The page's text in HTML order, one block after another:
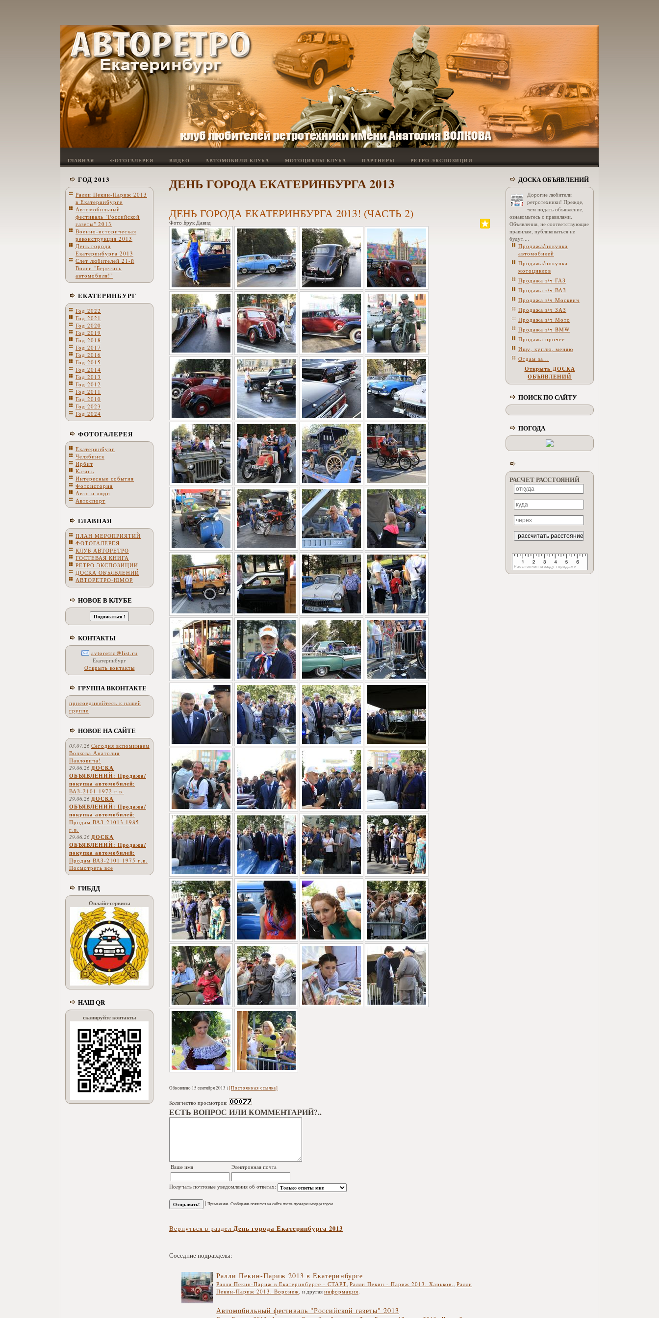
ГЛАВНАЯ ФОТОГАЛЕРЕЯ ВИДЕО АВТОМОБИЛИ КЛУБА МОТОЦИКЛЫ КЛУБА ПАРТНЕРЫ РЕТРО ЭКСПОЗИЦИИ
ГОД 2013
Ралли Пекин-Париж 2013
в Екатеринбурге
Автомобильный
фестиваль "Российской
газеты" 2013
Военно-историческая
реконструкция 2013
День города
Екатеринбурга 2013
Слет любителей 21-й
Волги "Берегись
автомобиля!"
ЕКАТЕРИНБУРГ
Год 2022
Год 2021
Год 2020
Год 2019
Год 2018
Год 2017
Год 2016
Год 2015
Год 2014
Год 2013
Год 2012
Год 2011
Год 2010
Год 2023
Год 2024
ФОТОГАЛЕРЕЯ
Екатеринбург
Челябинск
Ирбит
Казань
Интересные события
Фотоистория
Авто и люди
Автоспорт
ГЛАВНАЯ
ПЛАН МЕРОПРИЯТИЙ
ФОТОГАЛЕРЕЯ
КЛУБ АВТОРЕТРО
ГОСТЕВАЯ КНИГА
РЕТРО ЭКСПОЗИЦИИ
ДОСКА ОБЪЯВЛЕНИЙ
АВТОРЕТРО-ЮМОР
НОВОЕ В КЛУБЕ
КОНТАКТЫ
avtoretro@list.ru
Екатеринбург
Открыть контакты
ГРУППА ВКОНТАКТЕ
присоединяйтесь к нашей
группе
НОВОЕ НА САЙТЕ
03.07.26 Сегодня вспоминаем
Волкова Анатолия
Павловича!
29.06.26 ДОСКА
ОБЪЯВЛЕНИЙ: Продажа/
покупка автомобилей:
ВАЗ-2101 1972 г.в.
29.06.26 ДОСКА
ОБЪЯВЛЕНИЙ: Продажа/
покупка автомобилей:
Продам ВАЗ-21013 1985
г.в.
29.06.26 ДОСКА
ОБЪЯВЛЕНИЙ: Продажа/
покупка автомобилей:
Продам ВАЗ-2101 1975 г.в.
Посмотреть все
ГИБДД
Онлайн-сервисы
НАШ QR
сканируйте контакты
ДЕНЬ ГОРОДА ЕКАТЕРИНБУРГА 2013
ДЕНЬ ГОРОДА ЕКАТЕРИНБУРГА 2013! (ЧАСТЬ 2)
Фото Брук Давид
Обновлено 15 сентября 2013 [Постоянная ссылка]
Количество просмотров:
ЕСТЬ ВОПРОС ИЛИ КОММЕНТАРИЙ?..
Ваше имя Электронная почта
Получать почтовые уведомления об ответах:
| Примечание. Сообщение появится на сайте после проверки модератором.
Вернуться в раздел День города Екатеринбурга 2013
Соседние подразделы:
Ралли Пекин-Париж 2013 в Екатеринбурге
Ралли Пекин-Париж в Екатеринбурге - СТАРТ Ралли Пекин - Париж 2013. Харьков. Ралли
Пекин-Париж 2013. Воронеж , и другая информация
Автомобильный фестиваль "Российской газеты" 2013
ДОСКА ОБЪЯВЛЕНИЙ
Дорогие любители
ретротехники! Прежде,
чем подать объявление,
ознакомьтесь с правилами.
Объявления, не соответствующие
правилам, публиковаться не
будут....
Продажа/покупка
автомобилей
Продажа/покупка
мотоциклов
Продажа з/ч ГАЗ
Продажа з/ч ВАЗ
Продажа з/ч Москвич
Продажа з/ч ЗАЗ
Продажа з/ч Мото
Продажа з/ч BMW
Продажа прочее
Ищу, куплю, меняю
Отдам за...
Открыть ДОСКА
ОБЪЯВЛЕНИЙ
ПОИСК ПО САЙТУ
ПОГОДА
РАСЧЕТ РАССТОЯНИЙ
Расстояния между городами